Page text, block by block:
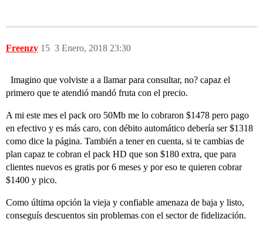
Freenzy 3 Enero, 2018 23:30
15
Imagino que volviste a a llamar para consultar, no? capaz el
primero que te atendió mandó fruta con el precio.
A mi este mes el pack oro 50Mb me lo cobraron $1478 pero pago
en efectivo y es más caro, con débito automático debería ser $1318
como dice la página. También a tener en cuenta, si te cambias de
plan capaz te cobran el pack HD que son $180 extra, que para
clientes nuevos es gratis por 6 meses y por eso te quieren cobrar
$1400 y pico.
Como última opción la vieja y confiable amenaza de baja y listo,
conseguís descuentos sin problemas con el sector de fidelización.